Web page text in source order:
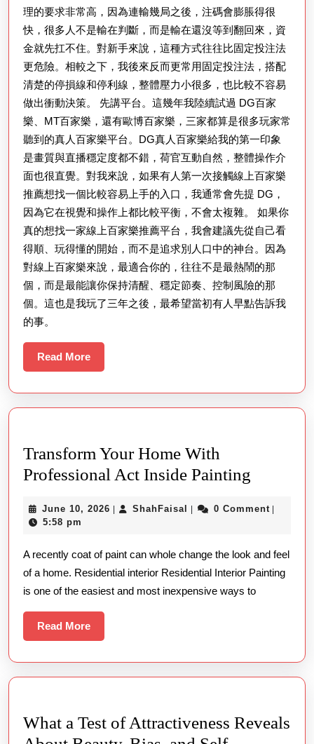
理的要求非常高，因為連輸幾局之後，注碼會膨脹得很
快，很多人不是輸在判斷，而是輸在還沒等到翻回來，資
金就先扛不住。對新手來說，這種方式往往比固定投注法
更危險。相較之下，我後來反而更常用固定投注法，搭配
清楚的停損線和停利線，整體壓力小很多，也比較不容易
做出衝動決策。 先講平台。這幾年我陸續試過 DG百家
樂、MT百家樂，還有歐博百家樂，三家都算是很多玩家常
聽到的真人百家樂平台。DG真人百家樂給我的第一印象
是畫質與直播穩定度都不錯，荷官互動自然，整體操作介
面也很直覺。對我來說，如果有人第一次接觸線上百家樂
推薦想找一個比較容易上手的入口，我通常會先提 DG，
因為它在視覺和操作上都比較平衡，不會太複雜。 如果你
真的想找一家線上百家樂推薦平台，我會建議先從自己看
得順、玩得懂的開始，而不是追求別人口中的神台。因為
對線上百家樂來說，最適合你的，往往不是最熱鬧的那
個，而是最能讓你保持清醒、穩定節奏、控制風險的那
個。這也是我玩了三年之後，最希望當初有人早點告訴我
的事。
Read MoreRead
More
Transform Your Home With
Professional Act Inside Painting
Home
Act
Inside
June 10, 2026 June
| ShahFaisal ShahFaisal
| 0 Comment |
5:58 pm
A recently coat of paint can whole change the look and feel
of a home. Residential interior Residential Interior Painting
is one of the easiest and most inexpensive ways to
Read MoreRead
More
What a Test of Attractiveness Reveals